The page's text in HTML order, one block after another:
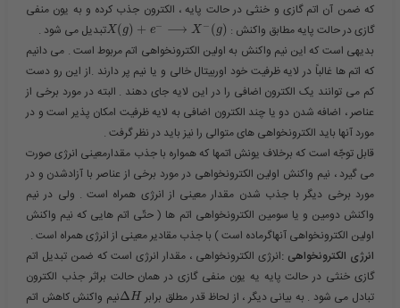
که ضمن آن اتم گازی و خنثی در حالت پایه ، الکترون جذب کرده و به یون منفی
گازی در حالت پایه مطابق واکنش : ​
X (g) + e− ⟶ X − (g)
​تبدیل می شود .
بدیهی است که این نیم واکنش به اولین الکترونخواهی اتم مربوط است . می دانیم
که اتم ها غالباً در لایه ظرفیت خود اوربیتال خالی و یا نیم پر دارند .از این رو دست
کم می توانند یک الکترون اضافی را در این لایه جای دهند . البته در مورد برخی از
عناصر ، اضافه شدن دو یا چند الکترون اضافی به لایه ظرفیت امکان پذیر است و در
مورد آنها باید الکترونخواهی های متوالی را نیز باید در نظر گرفت .
قابل توجّه است که برخلاف یونش اتمها که همواره با جذب مقدارمعینی انرژی صورت
می گیرد ، نیم واکنش اولین الکترونخواهی در مورد برخی از عناصر با آزادشدن و در
مورد برخی دیگر با جذب شدن مقدار معینی از انرژی همراه است . ولی در نیم
واکنش دومین و یا سومین الکترونخواهی اتم ها ( حتّی اتم هایی که نیم واکنش
اولین الکترونخواهی آنهاگرماده است ) با جذب مقادیر معینی از انرژی همراه است .
انرژی الکترونخواهی :انرژی الکترونخواهی ، مقدار انرژی است که ضمن تبدیل اتم
گازی خنثی در حالت پایه یه یون منفی گازی در همان حالت براثر جذب الکترون
تبادل می شود . به بیانی دیگر ، از لحاظ قدر مطلق برابر ​
ΔH
​نیم واکنش کاهش اتم